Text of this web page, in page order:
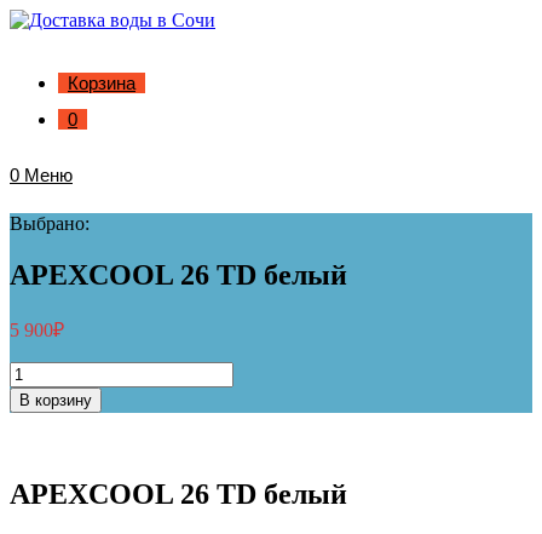
Корзина
0
0 Меню
Выбрано:
APEXCOOL 26 ТD белый
5 900₽
Количество
товара
APEXCOOL
белый
В корзину
APEXCOOL 26 ТD белый